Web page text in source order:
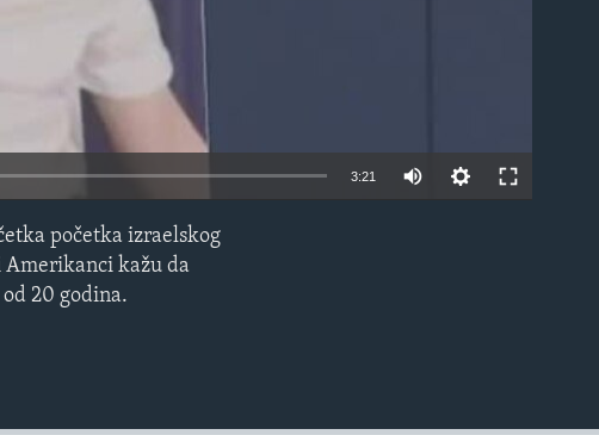
3:21
početka izraelskog
Amerikanci kažu da
20 godina.